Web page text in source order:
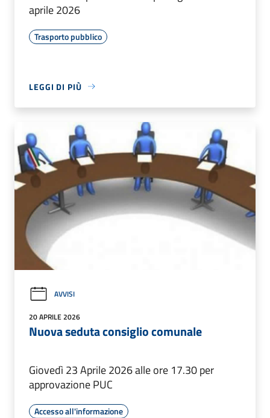
aprile 2026
Trasporto pubblico
LEGGI DI PIÙ
AVVISI
20 APRILE 2026
Nuova seduta consiglio comunale
Giovedì 23 Aprile 2026 alle ore 17.30 per
approvazione PUC
Accesso all'informazione